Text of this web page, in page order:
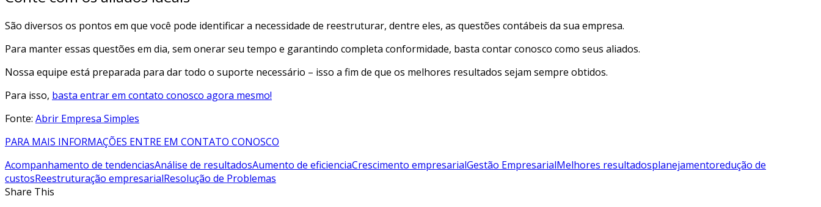
São diversos os pontos em que você pode identificar a necessidade de reestruturar, dentre eles, as questões contábeis da sua empresa.
Para manter essas questões em dia, sem onerar seu tempo e garantindo completa conformidade, basta contar conosco como seus aliados.
Nossa equipe está preparada para dar todo o suporte necessário – isso a fim de que os melhores resultados sejam sempre obtidos.
Para isso, basta entrar em contato conosco agora mesmo!
Fonte: Abrir Empresa Simples
PARA MAIS INFORMAÇÕES ENTRE EM CONTATO CONOSCO
Acompanhamento de tendenciasAnálise de resultadosAumento de eficienciaCrescimento empresarialGestão EmpresarialMelhores resultadosplanejamentoredução de
custosReestruturação empresarialResolução de Problemas
Share This